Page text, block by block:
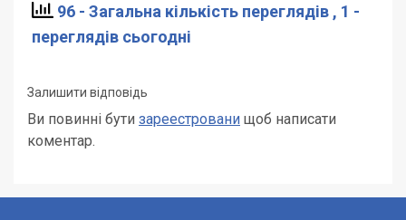
96 - Загальна кількість переглядів , 1 -
переглядів сьогодні
Залишити відповідь
Ви повинні бути зареестровани щоб написати
коментар.